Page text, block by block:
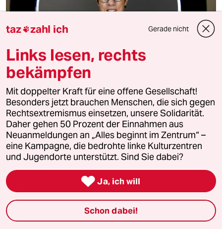
Kramp-Karrenbauer und die „Ehe für alle“
Die heteronormative AKK
CDU-Vorsitz-Kandidatin Annegret Kramp-Karrenbauer
betont ihre Ablehnung der Eheöffnung. Eine
Kulturkriegerin von katholischen Gnaden?
Von Jan Feddersen
taz zahl ich Gerade nicht
Links lesen, rechts
bekämpfen
Mit doppelter Kraft für eine offene Gesellschaft!
Besonders jetzt brauchen Menschen, die sich gegen
Rechtsextremismus einsetzen, unsere Solidarität.
Daher gehen 50 Prozent der Einnahmen aus
Neuanmeldungen an „Alles beginnt im Zentrum“ –
eine Kampagne, die bedrohte linke Kulturzentren
und Jugendorte unterstützt. Sind Sie dabei?
 Ja, ich will
Schon dabei!